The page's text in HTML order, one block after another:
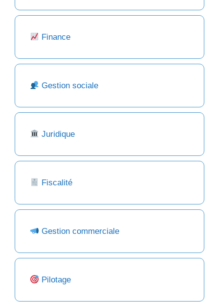
Finance
Gestion sociale
Juridique
Fiscalité
Gestion commerciale
Pilotage